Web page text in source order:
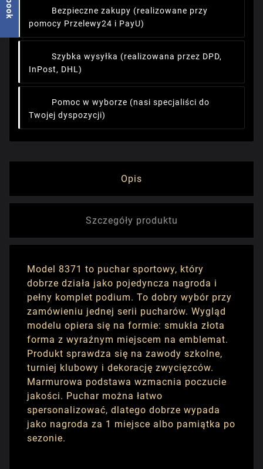
Bezpieczne zakupy (realizowane przy
pomocy Przelewy24 i PayU)
Szybka wysyłka (realizowana przez DPD,
InPost, DHL)
Pomoc w wyborze (nasi specjaliści do
Twojej dyspozycji)
Opis
Szczegóły produktu
Model 8371 to puchar sportowy, który
dobrze działa jako pojedyncza nagroda i
pełny komplet podium. To dobry wybór przy
zamówieniu jednej serii pucharów. Wygląd
modelu opiera się na formie: smukła złota
forma z wyraźnym miejscem na emblemat.
Produkt sprawdza się na zawody szkolne,
turniej klubowy i dekorację zwycięzców.
Marmurowa podstawa wzmacnia poczucie
jakości. Puchar można łatwo
spersonalizować, dlatego dobrze wypada
jako nagroda za 1 miejsce albo pamiątka po
sezonie.